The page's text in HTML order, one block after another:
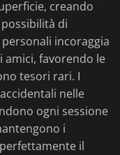
creando
di
incoraggia
amici, favorendo le
tesori rari. I
nelle
ogni sessione
i
il